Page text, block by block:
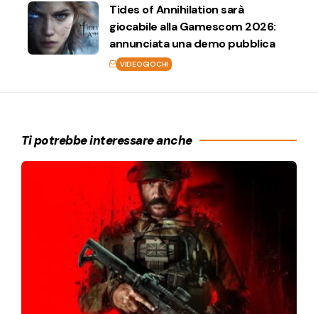
Tides of Annihilation sarà
giocabile alla Gamescom 2026:
annunciata una demo pubblica
VIDEOGIOCHI
Ti potrebbe interessare anche